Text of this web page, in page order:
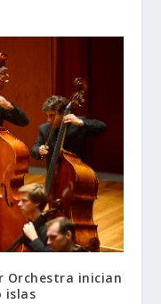
Orchestra inician
islas